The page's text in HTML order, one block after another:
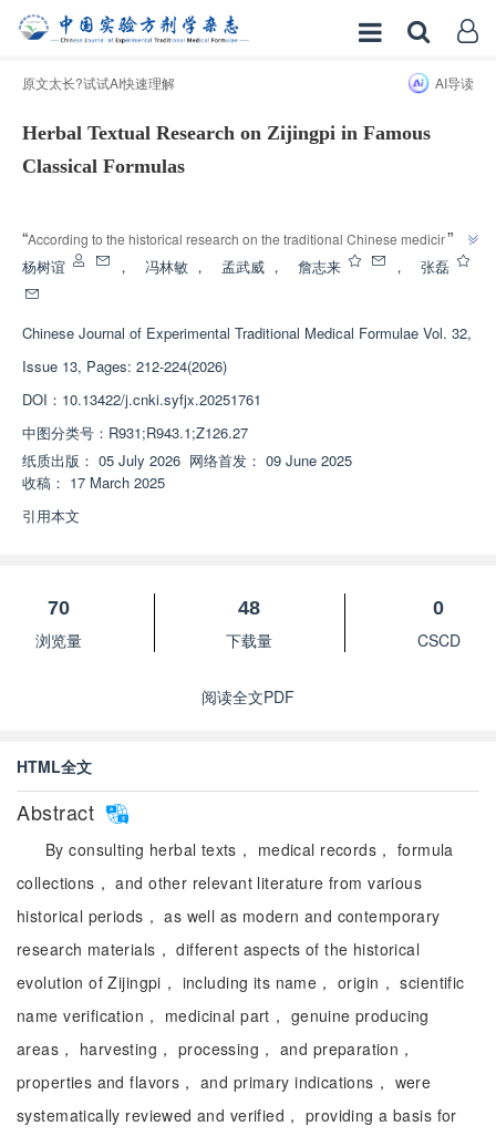
原文太长?试试AI快速理解 AI导读
Herbal Textual Research on Zijingpi in Famous
Classical Formulas
“According to the historical research on the traditional Chinese medicine of
Bauhinia bark, "Bauhinia was first recorded as' Bauhinia wood 'in the'
Rihuazi Bencao 'of the Five Dynasties period.' Experts systematically sorted
the development of classic formulas.”
”
杨树谊 ， 冯林敏 ， 孟武威 ， 詹志来 ， 张磊
Chinese Journal of Experimental Traditional Medical Formulae Vol. 32,
Issue 13, Pages: 212-224(2026)
DOI： 10.13422/j.cnki.syfjx.20251761
中图分类号： R931;R943.1;Z126.27
纸质出版： 05 July 2026 网络首发： 09 June 2025
收稿： 17 March 2025
引用本文
70
浏览量
48
下载量
0
CSCD
阅读全文PDF
HTML全文
Abstract
By consulting herbal texts， medical records， formula
collections， and other relevant literature from various
historical periods， as well as modern and contemporary
research materials， different aspects of the historical
evolution of Zijingpi， including its name， origin， scientific
name verification， medicinal part， genuine producing
areas， harvesting， processing， and preparation，
properties and flavors， and primary indications， were
systematically reviewed and verified， providing a basis for